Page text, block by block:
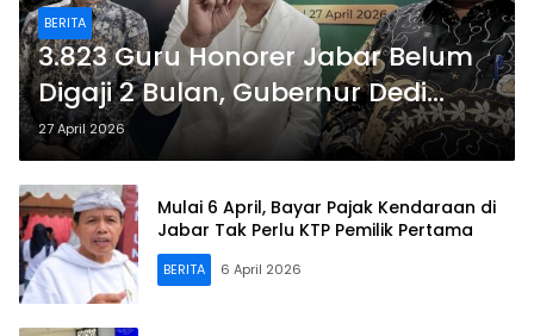
BERITA
3.823 Guru Honorer Jabar Belum
Digaji 2 Bulan, Gubernur Dedi
Mulyadi Minta Kepastian Aturan
Menpan-RB
27 April 2026
Mulai 6 April, Bayar Pajak Kendaraan di
Jabar Tak Perlu KTP Pemilik Pertama
BERITA 6 April 2026